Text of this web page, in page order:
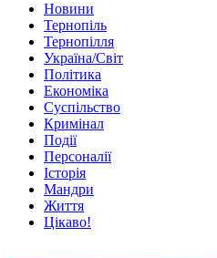
Новини
Тернопіль
Тернопілля
Україна/Світ
Політика
Економіка
Суспільство
Кримінал
Події
Персоналії
Історія
Мандри
Життя
Цікаво!